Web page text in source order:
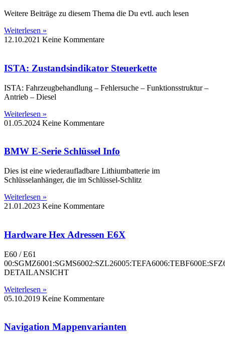
Weitere Beiträge zu diesem Thema die Du evtl. auch lesen
Weiterlesen »
12.10.2021 Keine Kommentare
ISTA: Zustandsindikator Steuerkette
ISTA: Fahrzeugbehandlung – Fehlersuche – Funktionsstruktur –
Antrieb – Diesel
Weiterlesen »
01.05.2024 Keine Kommentare
BMW E-Serie Schlüssel Info
Dies ist eine wiederaufladbare Lithiumbatterie im
Schlüsselanhänger, die im Schlüssel-Schlitz
Weiterlesen »
21.01.2023 Keine Kommentare
Hardware Hex Adressen E6X
E60 / E61
DETAILANSICHT
Weiterlesen »
05.10.2019 Keine Kommentare
Navigation Mappenvarianten